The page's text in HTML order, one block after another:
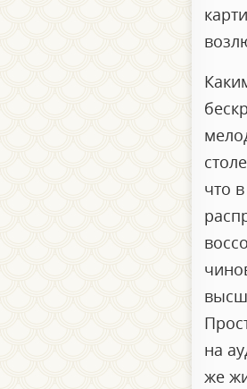
что
на
же